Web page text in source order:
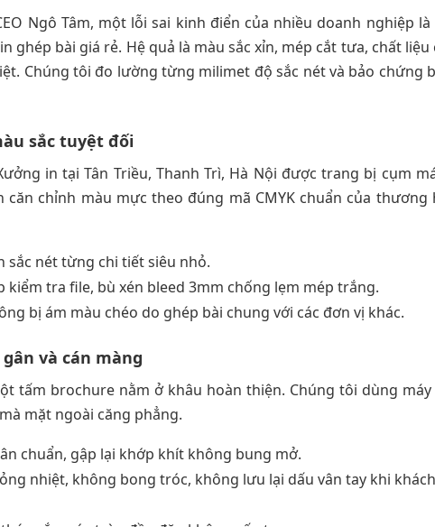
Ngô Tâm, một lỗi sai kinh điển của nhiều doanh nghiệp
ghép bài giá rẻ. Hệ quả là màu sắc xỉn, mép cắt tưa, chất liệu
Chúng tôi đo lường từng milimet độ sắc nét và bảo chứng
sắc tuyệt đối
in tại Tân Triều, Thanh Trì, Hà Nội được trang bị cụm
chỉnh màu mực theo đúng mã CMYK chuẩn của thương
sắc nét từng chi tiết siêu nhỏ.
tra file, bù xén bleed 3mm chống lẹm mép trắng.
bị ám màu chéo do ghép bài chung với các đơn vị khác.
và cán màng
tấm brochure nằm ở khâu hoàn thiện. Chúng tôi dùng
mặt ngoài căng phẳng.
chuẩn, gập lại khớp khít không bung mở.
nhiệt, không bong tróc, không lưu lại dấu vân tay khi khách